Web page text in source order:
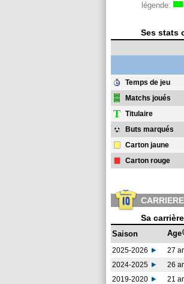
légende:
Ses stats
Temps de jeu
Matchs joués
T Titulaire
Buts marqués
Carton jaune
Carton rouge
Sa
Saison Age
2025-2026 27
2024-2025
26
2019-2020
21